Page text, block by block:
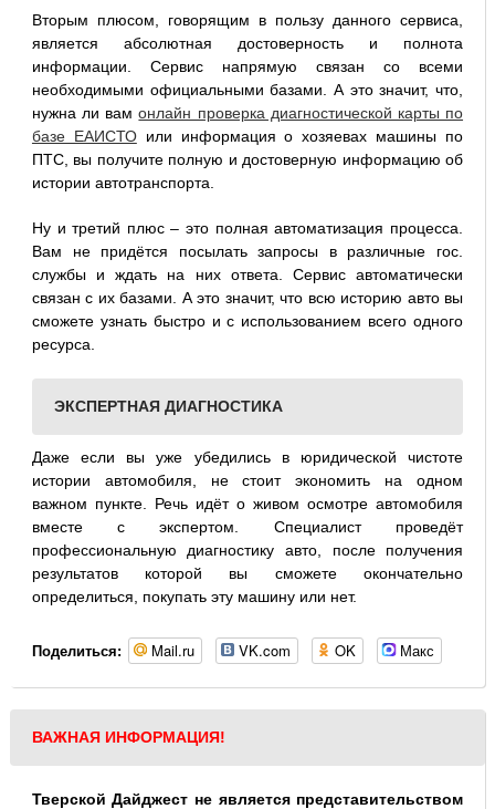
Вторым плюсом, говорящим в пользу данного сервиса,
является абсолютная достоверность и полнота
информации. Сервис напрямую связан со всеми
необходимыми официальными базами. А это значит, что,
нужна ли вамонлайн проверка диагностической карты по
базе ЕАИСТОили информация о хозяевах машины по
ПТС, вы получите полную и достоверную информацию об
истории автотранспорта.
Ну и третий плюс – это полная автоматизация процесса.
Вам не придётся посылать запросы в различные гос.
службы и ждать на них ответа. Сервис автоматически
связан с их базами. А это значит, что всю историю авто вы
сможете узнать быстро и с использованием всего одного
ресурса.
ЭКСПЕРТНАЯ ДИАГНОСТИКА
Даже если вы уже убедились в юридической чистоте
истории автомобиля, не стоит экономить на одном
важном пункте. Речь идёт о живом осмотре автомобиля
вместе с экспертом. Специалист проведёт
профессиональную диагностику авто, после получения
результатов которой вы сможете окончательно
определиться, покупать эту машину или нет.
Поделиться: Mail.ru VK.com OK Макс
ВАЖНАЯ ИНФОРМАЦИЯ!
Тверской Дайджест не является представительством